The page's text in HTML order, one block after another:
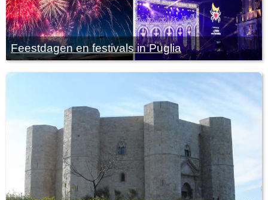
Feestdagen en festivals in Puglia